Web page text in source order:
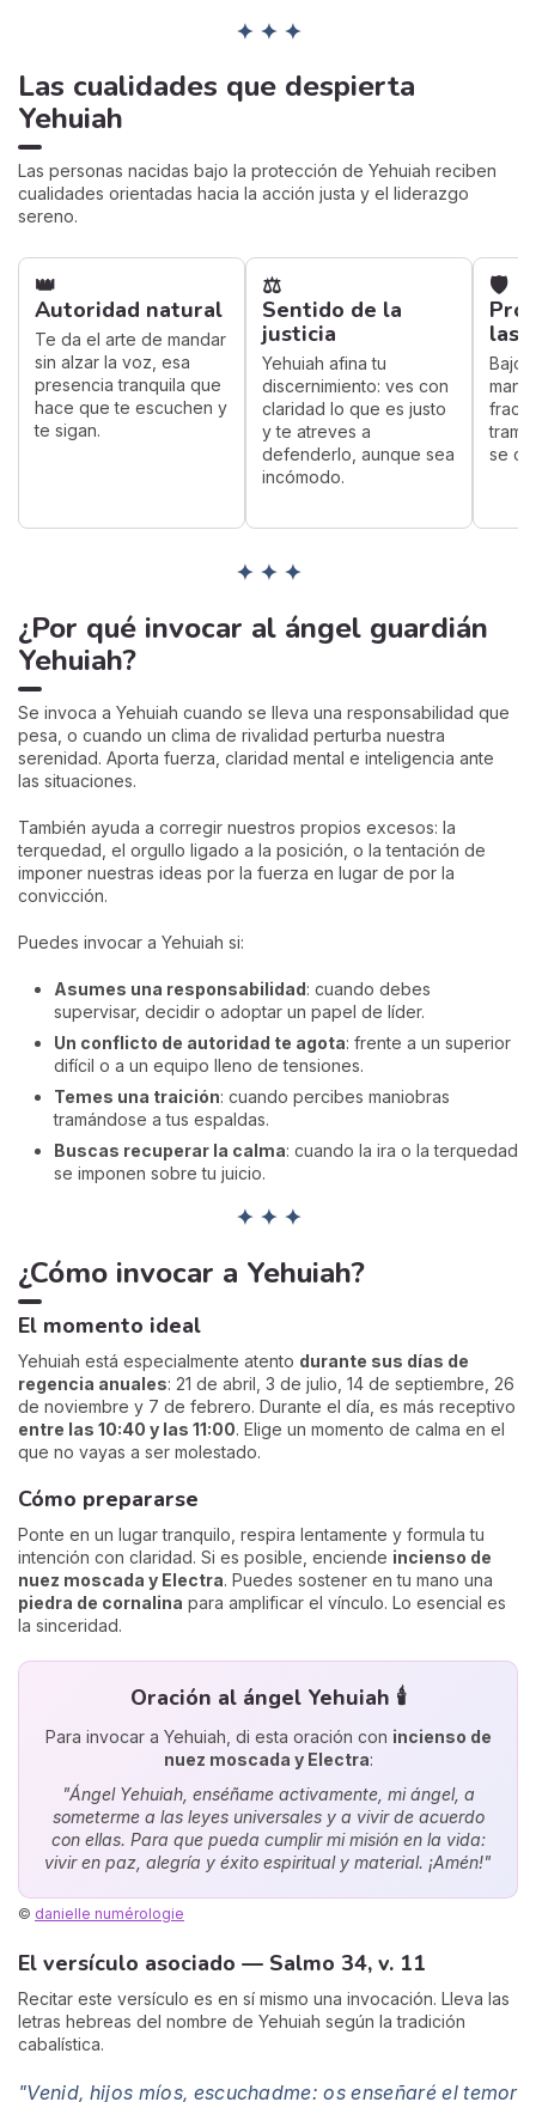
✦ ✦ ✦
Las cualidades que despierta
Yehuiah
Las personas nacidas bajo la protección de Yehuiah reciben
cualidades orientadas hacia la acción justa y el liderazgo
sereno.
👑
Autoridad natural
Te da el arte de mandar
sin alzar la voz, esa
presencia tranquila que
hace que te escuchen y
te sigan.
⚖️
Sentido de la
justicia
Yehuiah afina tu
discernimiento: ves con
claridad lo que es justo
y te atreves a
defenderlo, aunque sea
incómodo.
🛡️
las
Bajo
se
✦ ✦ ✦
¿Por qué invocar al ángel guardián
Yehuiah?
Se invoca a Yehuiah cuando se lleva una responsabilidad que
pesa, o cuando un clima de rivalidad perturba nuestra
serenidad. Aporta fuerza, claridad mental e inteligencia ante
las situaciones.
También ayuda a corregir nuestros propios excesos: la
terquedad, el orgullo ligado a la posición, o la tentación de
imponer nuestras ideas por la fuerza en lugar de por la
convicción.
Puedes invocar a Yehuiah si:
Asumes una responsabilidad: cuando debes
supervisar, decidir o adoptar un papel de líder.
Un conflicto de autoridad te agota: frente a un superior
difícil o a un equipo lleno de tensiones.
Temes una traición: cuando percibes maniobras
tramándose a tus espaldas.
Buscas recuperar la calma: cuando la ira o la terquedad
se imponen sobre tu juicio.
✦ ✦ ✦
¿Cómo invocar a Yehuiah?
El momento ideal
Yehuiah está especialmente atento durante sus días de
regencia anuales: 21 de abril, 3 de julio, 14 de septiembre, 26
de noviembre y 7 de febrero. Durante el día, es más receptivo
entre las 10:40 y las 11:00. Elige un momento de calma en el
que no vayas a ser molestado.
Cómo prepararse
Ponte en un lugar tranquilo, respira lentamente y formula tu
intención con claridad. Si es posible, enciende incienso de
nuez moscada y Electra. Puedes sostener en tu mano una
piedra de cornalina para amplificar el vínculo. Lo esencial es
la sinceridad.
Oración al ángel Yehuiah 🕯️
Para invocar a Yehuiah, di esta oración con incienso de
nuez moscada y Electra:
"Ángel Yehuiah, enséñame activamente, mi ángel, a
someterme a las leyes universales y a vivir de acuerdo
con ellas. Para que pueda cumplir mi misión en la vida:
vivir en paz, alegría y éxito espiritual y material. ¡Amén!"
© danielle numérologie
El versículo asociado — Salmo 34, v. 11
Recitar este versículo es en sí mismo una invocación. Lleva las
letras hebreas del nombre de Yehuiah según la tradición
cabalística.
"Venid, hijos míos, escuchadme: os enseñaré el temor